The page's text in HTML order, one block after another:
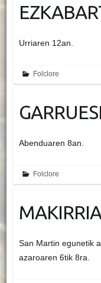
Urriaren 12an.
Folclore
Abenduaren 8an.
Folclore
San Martin egunetik
azaroaren 6tik 8ra.